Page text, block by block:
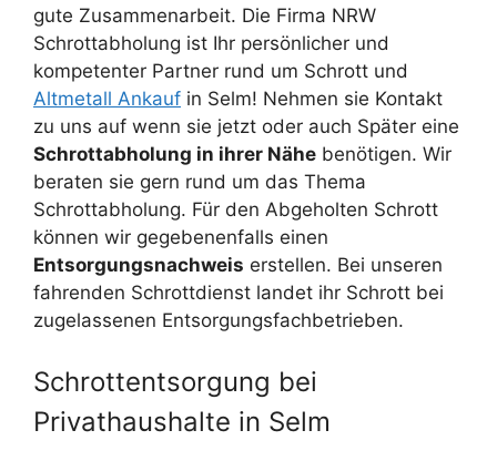
gute Zusammenarbeit. Die Firma NRW
Schrottabholung ist Ihr persönlicher und
kompetenter Partner rund um Schrott und
Altmetall Ankauf in Selm! Nehmen sie Kontakt
zu uns auf wenn sie jetzt oder auch Später eine
Schrottabholung in ihrer Nähe benötigen. Wir
beraten sie gern rund um das Thema
Schrottabholung. Für den Abgeholten Schrott
können wir gegebenenfalls einen
Entsorgungsnachweis erstellen. Bei unseren
fahrenden Schrottdienst landet ihr Schrott bei
zugelassenen Entsorgungsfachbetrieben.
Schrottentsorgung bei
Privathaushalte in Selm